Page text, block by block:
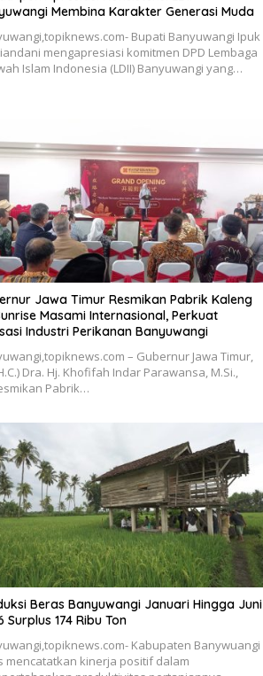
Membina Karakter Generasi Muda
Bupati Banyuwangi Ipuk
mengapresiasi komitmen DPD Lembaga
Islam Indonesia (LDII) Banyuwangi yang…
Jawa Timur Resmikan Pabrik Kaleng
Masami Internasional, Perkuat
Industri Perikanan Banyuwangi
– Gubernur Jawa Timur,
Dra. Hj. Khofifah Indar Parawansa, M.Si.,
Pabrik…
Beras Banyuwangi Januari Hingga Juni
Surplus 174 Ribu Ton
Kabupaten Banywuangi
mencatatkan kinerja positif dalam